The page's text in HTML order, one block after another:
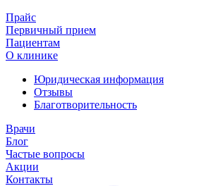
Прайс
Первичный прием
Пациентам
О клинике
Юридическая информация
Отзывы
Благотворительность
Врачи
Блог
Частые вопросы
Акции
Контакты